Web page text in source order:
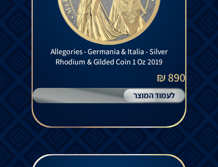
Allegories - Germania & Italia - Silver
Rhodium & Gilded Coin 1 Oz 2019
890 ₪
לעמוד המוצר